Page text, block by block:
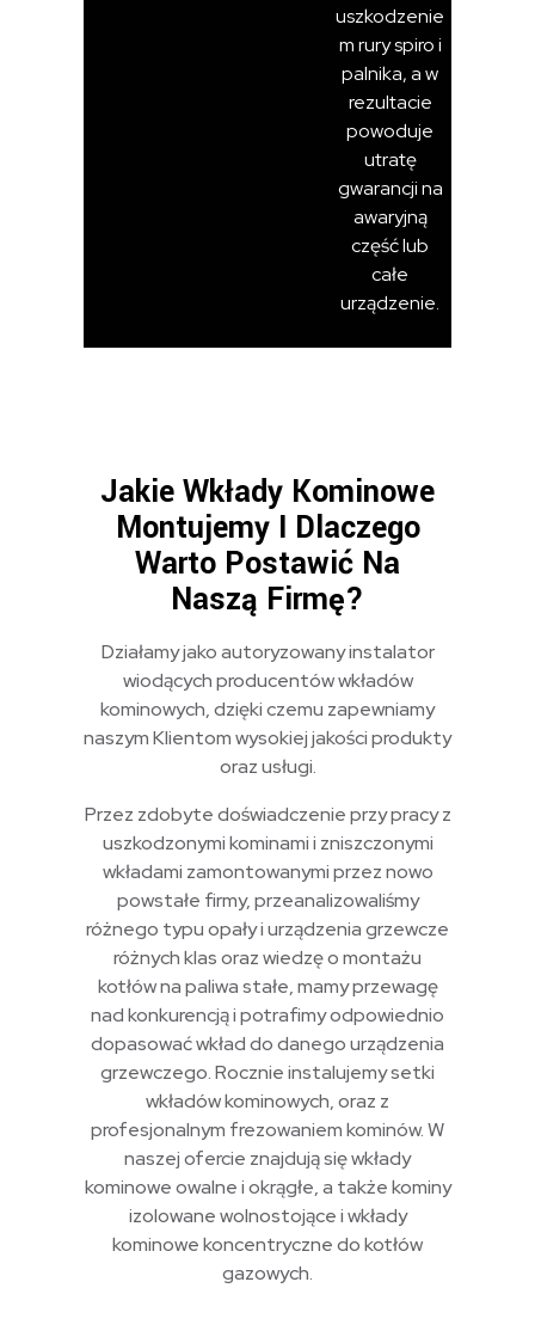
uszkodzenie
m rury spiro i
palnika, a w
rezultacie
powoduje
utratę
gwarancji na
awaryjną
część lub
całe
urządzenie.
Jakie Wkłady Kominowe
Montujemy I Dlaczego
Warto Postawić Na
Naszą Firmę?
Działamy jako autoryzowany instalator
wiodących producentów wkładów
kominowych, dzięki czemu zapewniamy
naszym Klientom wysokiej jakości produkty
oraz usługi.
Przez zdobyte doświadczenie przy pracy z
uszkodzonymi kominami i zniszczonymi
wkładami zamontowanymi przez nowo
powstałe firmy, przeanalizowaliśmy
różnego typu opały i urządzenia grzewcze
różnych klas oraz wiedzę o montażu
kotłów na paliwa stałe, mamy przewagę
nad konkurencją i potrafimy odpowiednio
dopasować wkład do danego urządzenia
grzewczego. Rocznie instalujemy setki
wkładów kominowych, oraz z
profesjonalnym frezowaniem kominów. W
naszej ofercie znajdują się wkłady
kominowe owalne i okrągłe, a także kominy
izolowane wolnostojące i wkłady
kominowe koncentryczne do kotłów
gazowych.